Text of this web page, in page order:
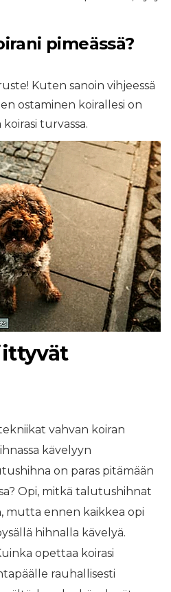
pimeässä?
Kuten sanoin vihjeessä
ostaminen koirallesi on
turvassa.
vahvan koiran
kävelyyn
on paras pitämään
Opi, mitkä talutushihnat
mutta ennen kaikkea opi
hihnalla kävelyä.
opettaa koirasi
rauhallisesti